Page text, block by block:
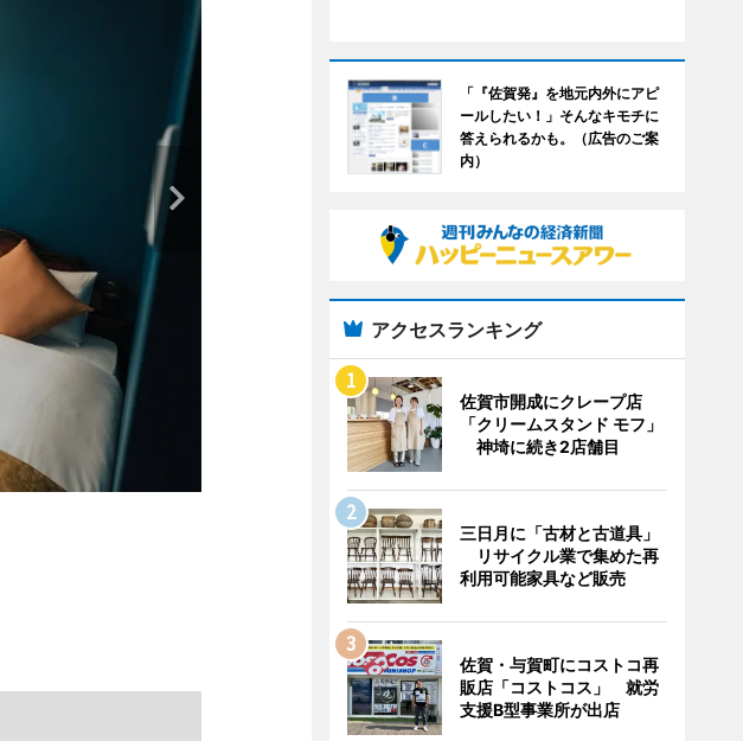
「『佐賀発』を地元内外にアピ
ールしたい！」そんなキモチに
答えられるかも。（広告のご案
内）
アクセスランキング
佐賀市開成にクレープ店
「クリームスタンド モフ」
神埼に続き2店舗目
三日月に「古材と古道具」
リサイクル業で集めた再
利用可能家具など販売
佐賀・与賀町にコストコ再
販店「コストコス」 就労
支援B型事業所が出店